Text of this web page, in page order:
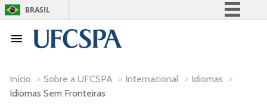
BRASIL
Início > Sobre a UFCSPA > Internacional > Idiomas >
Idiomas Sem Fronteiras